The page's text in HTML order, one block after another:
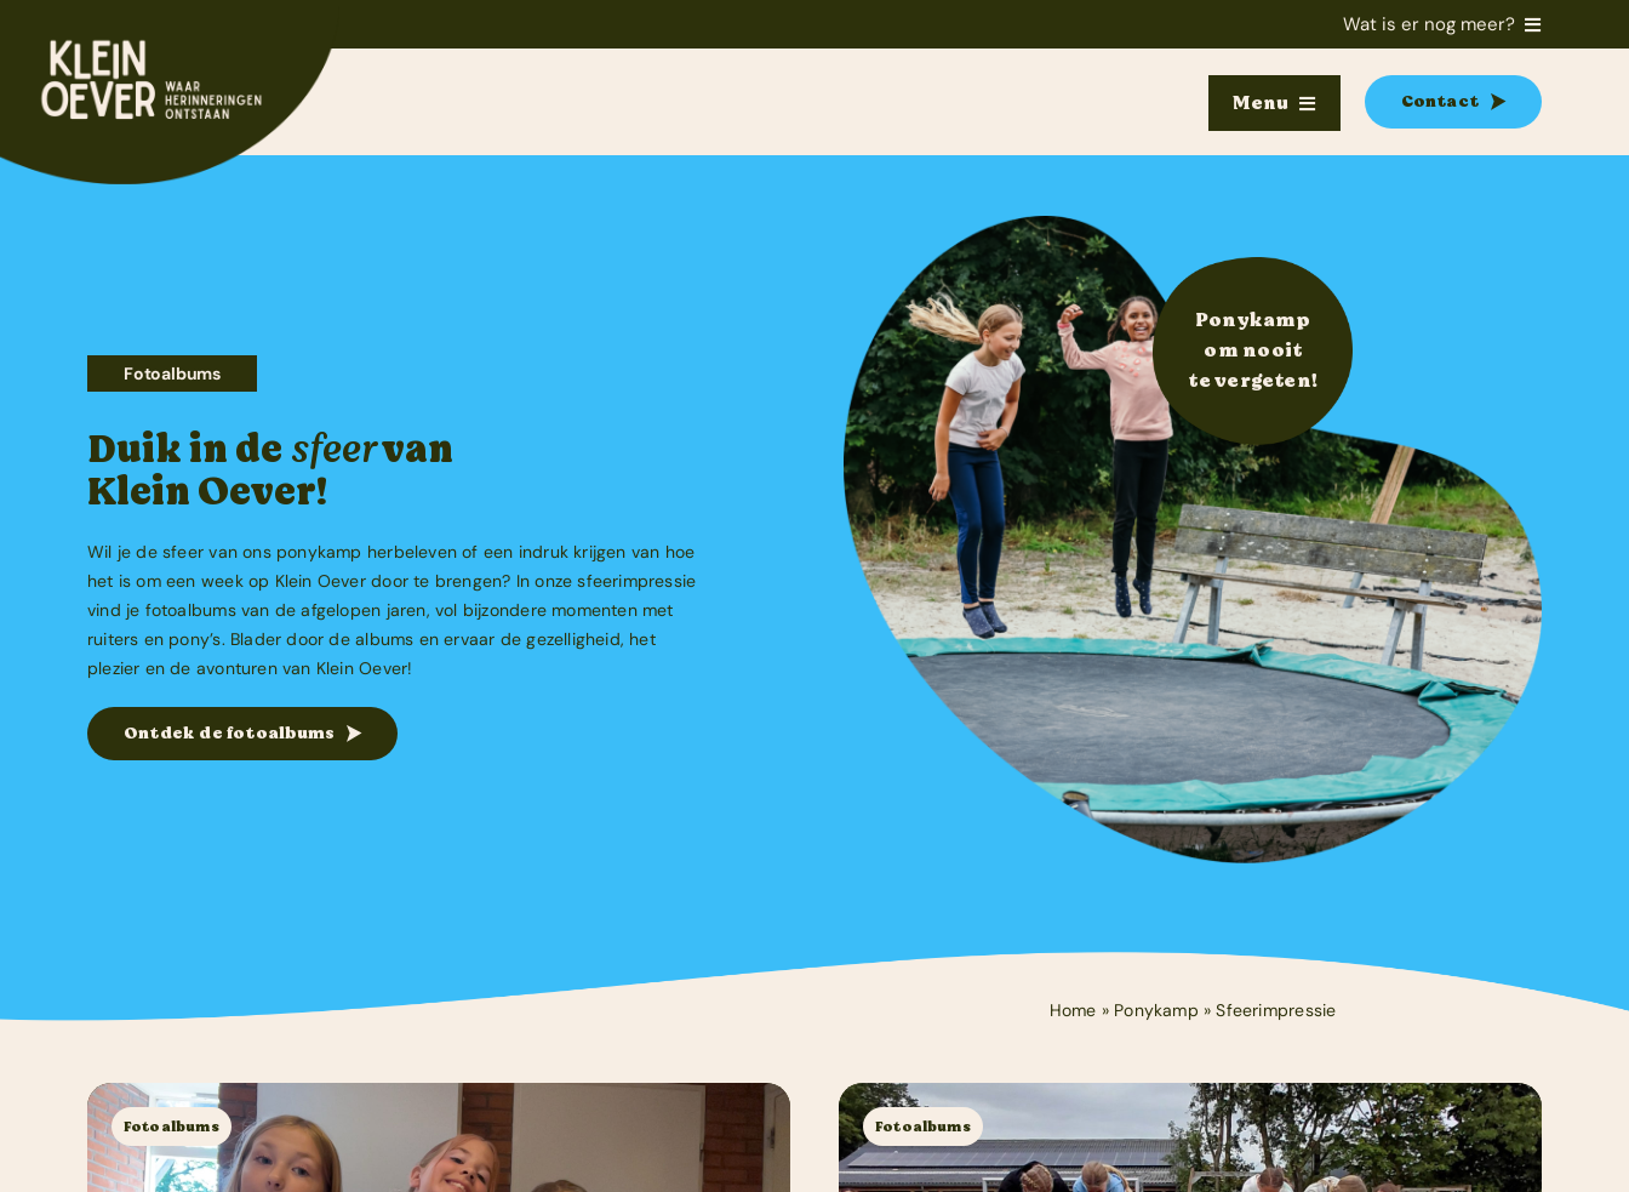
inhoud
Wat is er nog meer?
Groepsaccommodatie
Survivalkamp
Manege
Schoolkamp
Zakelijk
Contact
Menu
Ouders / Verzorgers
Activiteiten
Fotoalbum
Vakanties
Meld je aan
Contact
Fotoalbums
Duik in desfeervan
Klein Oever!
Wil je de sfeer van ons ponykamp herbeleven of een indruk krijgen van hoe
het is om een week op Klein Oever door te brengen? In onze sfeerimpressie
vind je fotoalbums van de afgelopen jaren, vol bijzondere momenten met
ruiters en pony’s. Blader door de albums en ervaar de gezelligheid, het
plezier en de avonturen van Klein Oever!
Ontdek de fotoalbums
Ponykamp
om nooit
te vergeten!
Home » Ponykamp »Sfeerimpressie
Fotoalbums Fotoalbums